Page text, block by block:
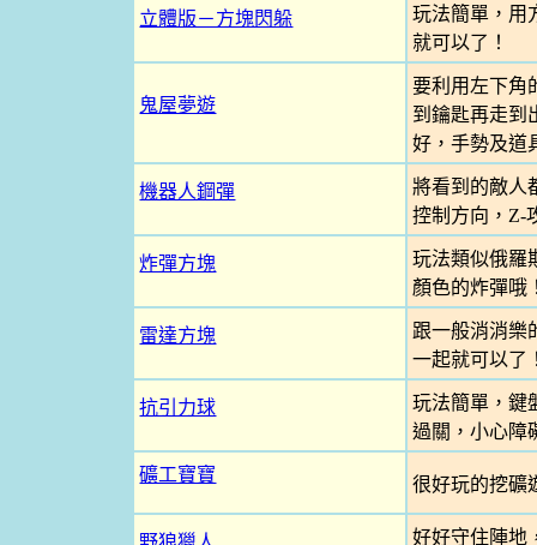
立體版－方塊閃躲
玩法簡單，用
就可以了！
鬼屋夢遊
要利用左下角
到鑰匙再走到
好，手勢及道
機器人鋼彈
將看到的敵人
控制方向，Z-
炸彈方塊
玩法類似俄羅
顏色的炸彈哦
雷達方塊
跟一般消消樂
一起就可以了
抗引力球
玩法簡單，鍵
過關，小心障
礦工寶寶 很好玩的挖礦
好好守住陣地